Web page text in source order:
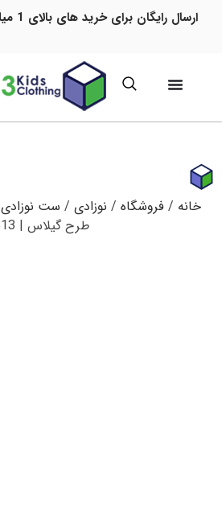
ارسال رایگان برای خرید های بالای 1 میلیون و 500 هزار تومان
خانه /فروشگاه / نوزادی / ست نوزادی
طرح گیلاس | 313